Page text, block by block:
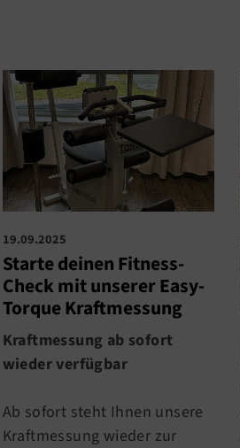
19.09.2025
Starte deinen Fitness-
Check mit unserer Easy-
Torque Kraftmessung
Kraftmessung ab sofort
wieder verfügbar
Ab sofort steht Ihnen unsere
Kraftmessung wieder zur